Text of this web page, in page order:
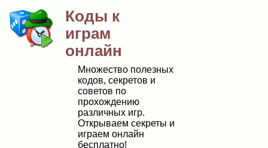
Коды к
играм
онлайн
Множество полезных
кодов, секретов и
советов по
прохождению
различных игр.
Открываем секреты и
играем онлайн
бесплатно!